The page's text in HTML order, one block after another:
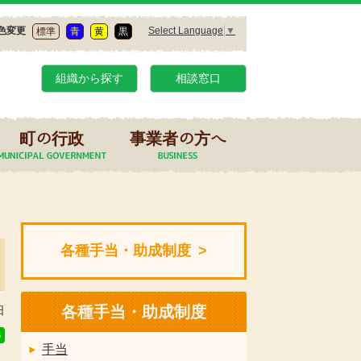
変更 標準 青 黄 黒 Select Language ▼
組織から探す 相談窓口
町の行政 事業者の方へ
各種手当・助成制度
各種手当・助成制度
手当